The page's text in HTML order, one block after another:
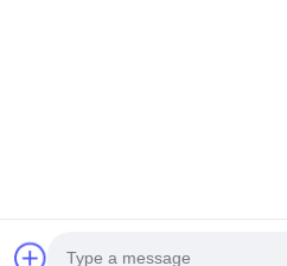
© 2026 Chongqing Qiyuan